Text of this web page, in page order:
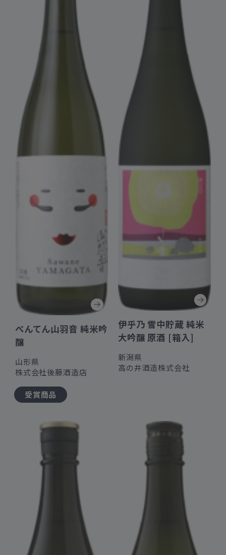
べんてん山羽音 純米吟
醸
山形県
株式会社後藤酒造店
受賞商品
伊乎乃 雪中貯蔵 純米
大吟醸 原酒 [箱入]
新潟県
高の井酒造株式会社